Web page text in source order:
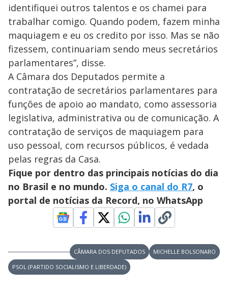
identifiquei outros talentos e os chamei para
trabalhar comigo. Quando podem, fazem minha
maquiagem e eu os credito por isso. Mas se não
fizessem, continuariam sendo meus secretários
parlamentares”, disse.
A Câmara dos Deputados permite a
contratação de secretários parlamentares para
funções de apoio ao mandato, como assessoria
legislativa, administrativa ou de comunicação. A
contratação de serviços de maquiagem para
uso pessoal, com recursos públicos, é vedada
pelas regras da Casa.
Fique por dentro das principais notícias do dia
no Brasil e no mundo. Siga o canal do R7, o
portal de notícias da Record, no WhatsApp
CÂMARA DOS DEPUTADOS
MICHELLE BOLSONARO
PSOL (PARTIDO SOCIALISMO E LIBERDADE)